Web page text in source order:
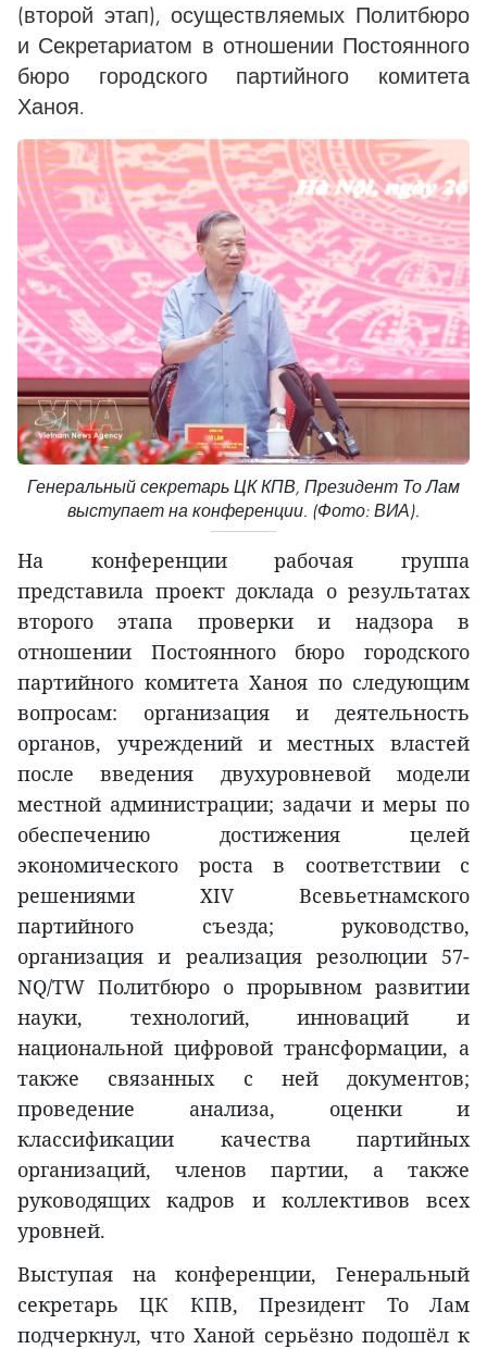
(второй этап), осуществляемых Политбюро
и Секретариатом в отношении Постоянного
бюро городского партийного комитета
Ханоя.
Генеральный секретарь ЦК КПВ, Президент То Лам
выступает на конференции. (Фото: ВИА).
На конференции рабочая группа
представила проект доклада о результатах
второго этапа проверки и надзора в
отношении Постоянного бюро городского
партийного комитета Ханоя по следующим
вопросам: организация и деятельность
органов, учреждений и местных властей
после введения двухуровневой модели
местной администрации; задачи и меры по
обеспечению достижения целей
экономического роста в соответствии с
решениями XIV Всевьетнамского
партийного съезда; руководство,
организация и реализация резолюции 57-
NQ/TW Политбюро о прорывном развитии
науки, технологий, инноваций и
национальной цифровой трансформации, а
также связанных с ней документов;
проведение анализа, оценки и
классификации качества партийных
организаций, членов партии, а также
руководящих кадров и коллективов всех
уровней.
Выступая на конференции, Генеральный
секретарь ЦК КПВ, Президент То Лам
подчеркнул, что Ханой серьёзно подошёл к